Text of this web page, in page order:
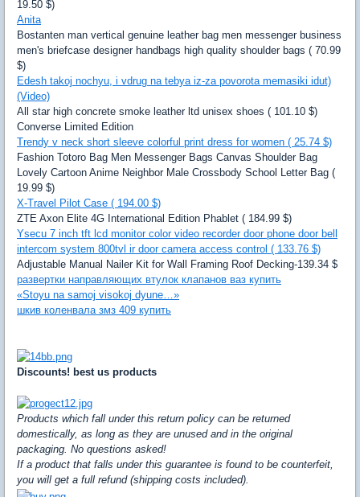
19.50 $)
Anita
Bostanten man vertical genuine leather bag men messenger business
men's briefcase designer handbags high quality shoulder bags ( 70.99
$)
Edesh takoj nochyu, i vdrug na tebya iz-za povorota memasiki idut)
(Video)
All star high concrete smoke leather ltd unisex shoes ( 101.10 $)
Converse Limited Edition
Trendy v neck short sleeve colorful print dress for women ( 25.74 $)
Fashion Totoro Bag Men Messenger Bags Canvas Shoulder Bag
Lovely Cartoon Anime Neighbor Male Crossbody School Letter Bag (
19.99 $)
X-Travel Pilot Case ( 194.00 $)
ZTE Axon Elite 4G International Edition Phablet ( 184.99 $)
Ysecu 7 inch tft lcd monitor color video recorder door phone door bell
intercom system 800tvl ir door camera access control ( 133.76 $)
Adjustable Manual Nailer Kit for Wall Framing Roof Decking-139.34 $
развертки направляющих втулок клапанов ваз купить
«Stoyu na samoj visokoj dyune…»
шкив коленвала змз 409 купить
Discounts! best us products
Products which fall under this return policy can be returned
domestically, as long as they are unused and in the original
packaging. No questions asked!
If a product that falls under this guarantee is found to be counterfeit,
you will get a full refund (shipping costs included).